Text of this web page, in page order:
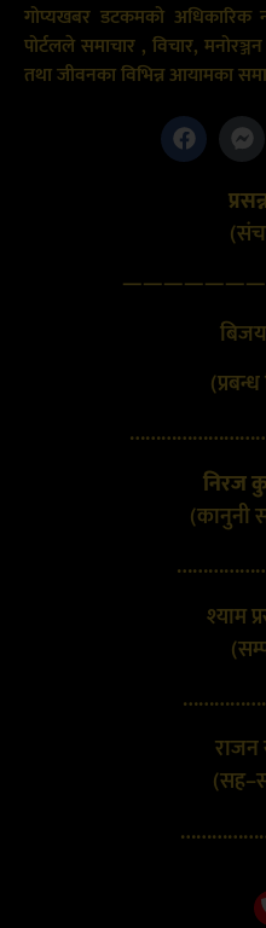
गोप्यखबर डटकमको अधिकारिक
पोर्टलले समाचार , विचार,
तथा जीवनका विभिन्न आयामका
निरज
(कानुनी
श्याम
राजन